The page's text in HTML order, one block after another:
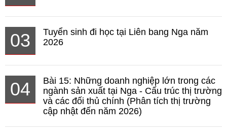
03
Tuyển sinh đi học tại Liên bang Nga năm
2026
04
Bài 15: Những doanh nghiệp lớn trong các
ngành sản xuất tại Nga - Cấu trúc thị trường
và các đối thủ chính (Phân tích thị trường
cập nhật đến năm 2026)